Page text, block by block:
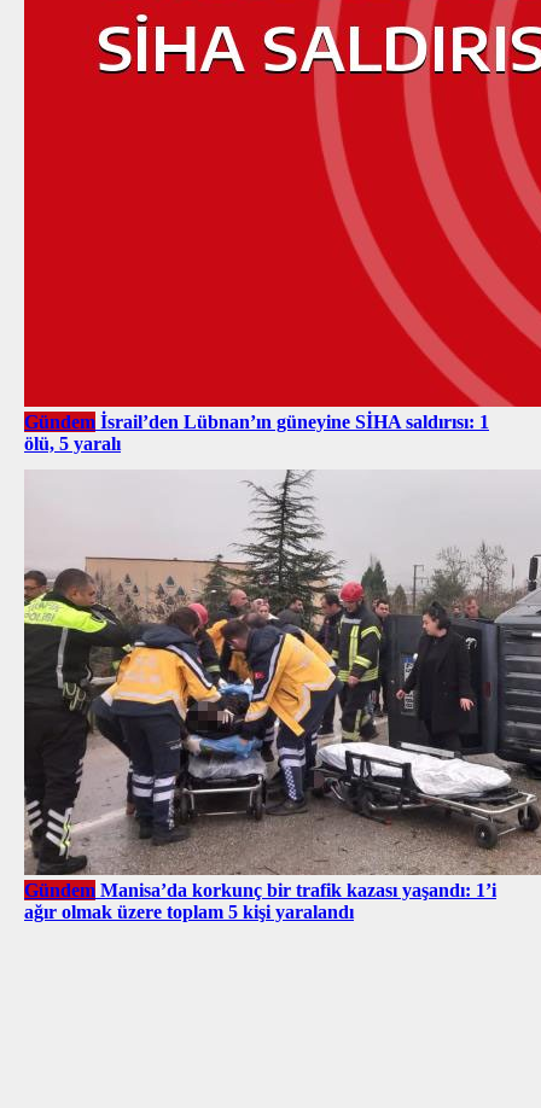
Gündem İsrail’den Lübnan’ın güneyine SİHA saldırısı: 1
ölü, 5 yaralı
Gündem Manisa’da korkunç bir trafik kazası yaşandı: 1’i
ağır olmak üzere toplam 5 kişi yaralandı